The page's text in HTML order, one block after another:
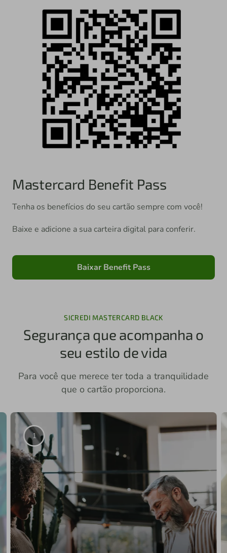
Mastercard Benefit Pass
Tenha os benefícios do seu cartão sempre com você!
Baixe e adicione a sua carteira digital para conferir.
Baixar Benefit Pass
SICREDI MASTERCARD BLACK
Segurança que acompanha o
seu estilo de vida
Para você que merece ter toda a tranquilidade
que o cartão proporciona.
10